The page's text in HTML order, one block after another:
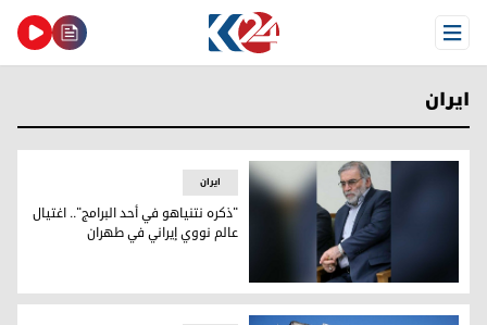
Open Menu
ایران
"ذكره نتنياهو في أحد البرامج".. اغتيال عالم نووي إيراني في
ایران
"ذكره نتنياهو في أحد البرامج".. اغتيال
عالم نووي إيراني في طهران